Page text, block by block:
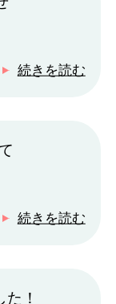
続きを読む
続きを読む